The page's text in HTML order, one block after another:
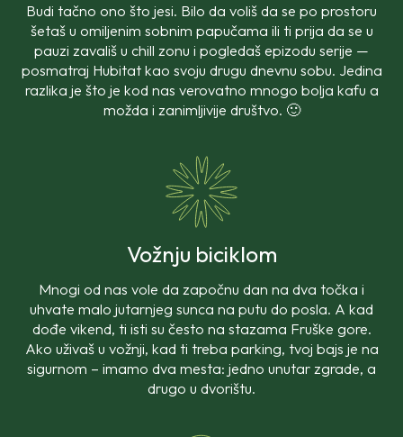
Budi tačno ono što jesi. Bilo da voliš da se po prostoru
šetaš u omiljenim sobnim papučama ili ti prija da se u
pauzi zavališ u chill zonu i pogledaš epizodu serije —
posmatraj Hubitat kao svoju drugu dnevnu sobu. Jedina
razlika je što je kod nas verovatno mnogo bolja kafu a
možda i zanimljivije društvo. 🙂
Vožnju biciklom
Mnogi od nas vole da započnu dan na dva točka i
uhvate malo jutarnjeg sunca na putu do posla. A kad
dođe vikend, ti isti su često na stazama Fruške gore.
Ako uživaš u vožnji, kad ti treba parking, tvoj bajs je na
sigurnom – imamo dva mesta: jedno unutar zgrade, a
drugo u dvorištu.